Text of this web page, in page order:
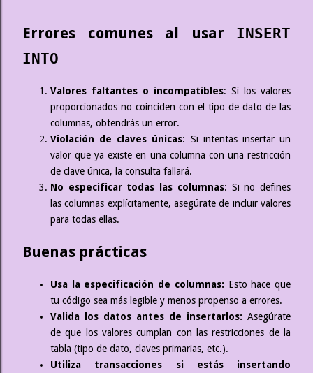
Errores comunes al usar INSERT
INTO
Valores faltantes o incompatibles: Si los valores
proporcionados no coinciden con el tipo de dato de las
columnas, obtendrás un error.
Violación de claves únicas: Si intentas insertar un
valor que ya existe en una columna con una restricción
de clave única, la consulta fallará.
No especificar todas las columnas: Si no defines
las columnas explícitamente, asegúrate de incluir valores
para todas ellas.
Buenas prácticas
Usa la especificación de columnas: Esto hace que
tu código sea más legible y menos propenso a errores.
Valida los datos antes de insertarlos: Asegúrate
de que los valores cumplan con las restricciones de la
tabla (tipo de dato, claves primarias, etc.).
Utiliza transacciones si estás insertando